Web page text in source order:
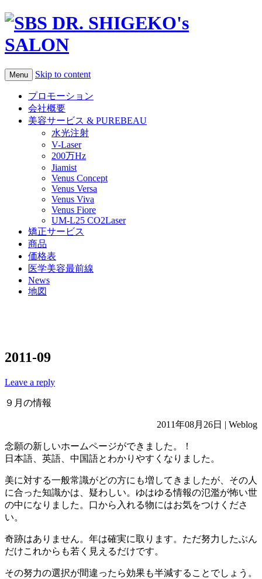
Menu Skip to content
プロモーション
会社概要
美容サービス & PUREBEAU
水光注射
V-Laser
200万Hz
Jiamist
Venus Concept
Venus Versa
Venus Viva
Venus Fiore
UM-L25 CO2Laser
矯正サービス
商品
価格表
医学美容最前線
News
地図
2011-09
Leave a reply
９月の情報
2011年08月26日 | Weblog
念願の新しいホームページができました。！
日本語、英語、中国語とわかりやすくなりました。
美に対する一般常識がどの方にも増してきましたが、その人
に合った知識かは、疑わしい。ゆはゆる情報の氾濫が怖い世
の中になりました。口から入れる物にはお気をつけくださ
い。
奇跡はありません。年は確実に取ります。ただ努力したぶん
だけこれからも若く見えるだけです。
その努力の選択が間違ったら効果も半減することでしょう。